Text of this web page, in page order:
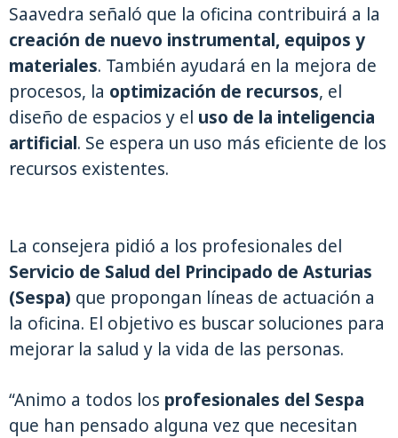
Saavedra señaló que la oficina contribuirá a la
creación de nuevo instrumental, equipos y
materiales. También ayudará en la mejora de
procesos, la optimización de recursos, el
diseño de espacios y el uso de la inteligencia
artificial. Se espera un uso más eficiente de los
recursos existentes.
La consejera pidió a los profesionales del
Servicio de Salud del Principado de Asturias
(Sespa) que propongan líneas de actuación a
la oficina. El objetivo es buscar soluciones para
mejorar la salud y la vida de las personas.
“Animo a todos los profesionales del Sespa
que han pensado alguna vez que necesitan